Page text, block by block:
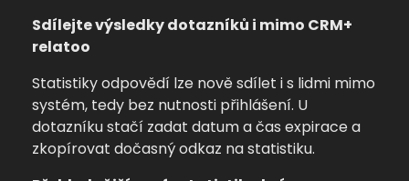
Sdílejte výsledky dotazníků i mimo CRM+
relatoo
Statistiky odpovědí lze nově sdílet i s lidmi mimo
systém, tedy bez nutnosti přihlášení. U
dotazníku stačí zadat datum a čas expirace a
zkopírovat dočasný odkaz na statistiku.